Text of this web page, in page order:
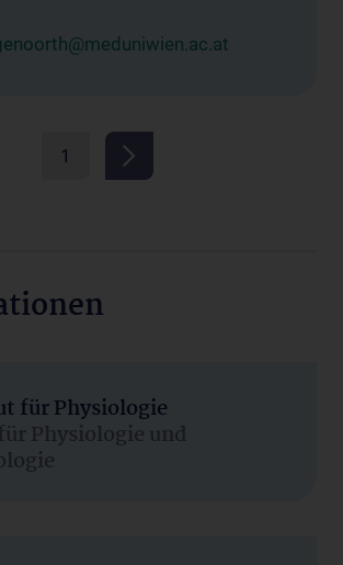
1
für Physiologie
Physiologie und